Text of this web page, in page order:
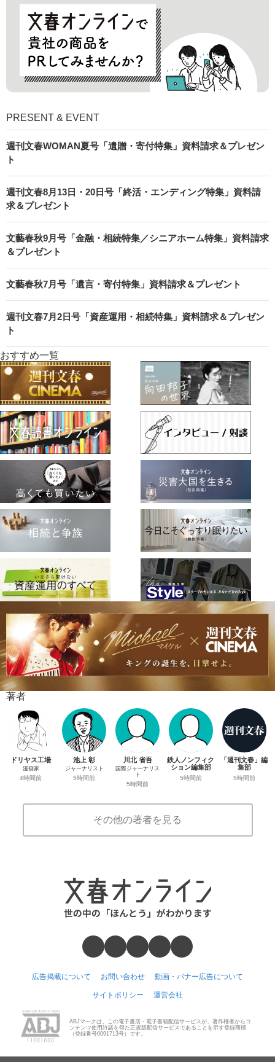
PRESENT & EVENT
週刊文春WOMAN夏号「遺贈・寄付特集」資料請求＆プレゼン
ト
週刊文春8月13日・20日号「終活・エンディング特集」資料請
求＆プレゼント
文藝春秋9月号「金融・相続特集／シニアホーム特集」資料請求
＆プレゼント
文藝春秋7月号「遺言・寄付特集」資料請求＆プレゼント
週刊文春7月2日号「資産運用・相続特集」資料請求＆プレゼン
ト
おすすめ一覧
著者
ドリヤス工場
漫画家
4時間前
池上 彰
ジャーナリスト
5時間前
川北 省吾
国際ジャーナリス
ト
5時間前
鉄人ノンフィク
ション編集部
5時間前
「週刊文春」編
集部
5時間前
その他の著者を見る
広告掲載について お問い合わせ 動画・バナー広告について
サイトポリシー 運営会社
ABJマークは、この電子書店・電子書籍配信サービスが、著作権者からコ
ンテンツ使用許諾を得た正規版配信サービスであることを示す登録商標
（登録番号6091713号）です。